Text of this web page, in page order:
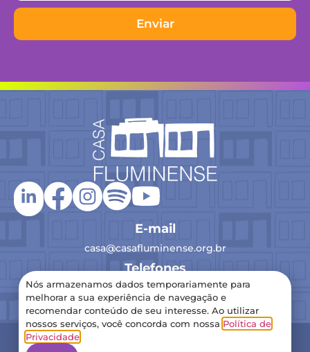
Enviar
E-mail
casa@casafluminense.org.br
Telefones
(21) 2516-0193
2024 Casa Fluminense – Todos os direitos reservados
Nós armazenamos dados temporariamente para
melhorar a sua experiência de navegação e
recomendar conteúdo de seu interesse. Ao utilizar
nossos serviços, você concorda com nossa Política de
Privacidade.